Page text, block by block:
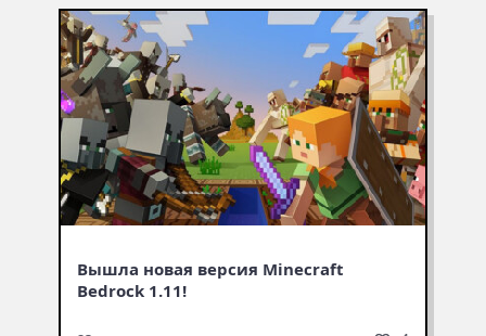
Вышла новая версия Minecraft
Bedrock 1.11!